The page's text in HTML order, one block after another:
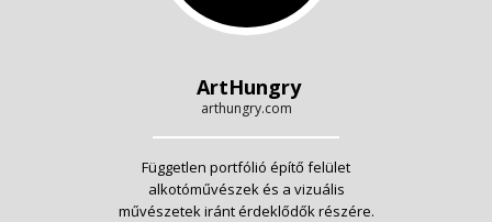
ArtHungry
arthungry.com
Független portfólió építő felület
alkotóművészek és a vizuális
művészetek iránt érdeklődők részére.